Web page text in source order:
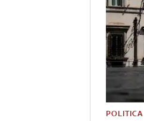
POLITICA